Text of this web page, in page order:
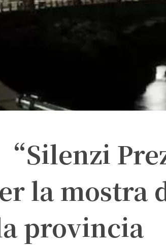
“Silenzi
la mostra
provincia